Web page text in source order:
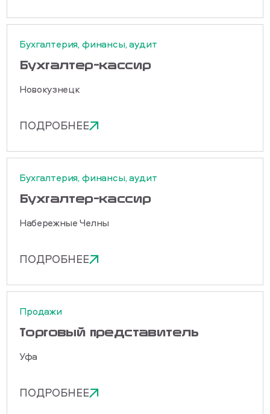
Бухгалтерия, финансы, аудит
Бухгалтер-кассир
Новокузнецк
ПОДРОБНЕЕ
Бухгалтерия, финансы, аудит
Бухгалтер-кассир
Набережные Челны
ПОДРОБНЕЕ
Продажи
Торговый представитель
Уфа
ПОДРОБНЕЕ